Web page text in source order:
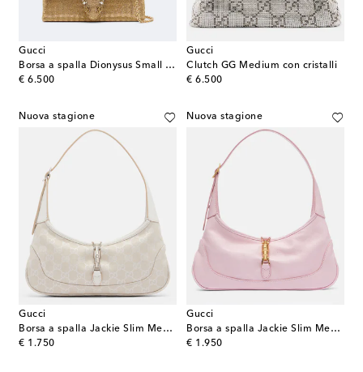
Gucci
Borsa a spalla Dionysus Small in suede
€ 6.500
original price
Gucci
Clutch GG Medium con cristalli
€ 6.500
original price
Nuova stagione
Gucci
Borsa a spalla Jackie Slim Medium in canvas GG
€ 1.750
original price
Nuova stagione
Gucci
Borsa a spalla Jackie Slim Medium in pelle
€ 1.950
original price